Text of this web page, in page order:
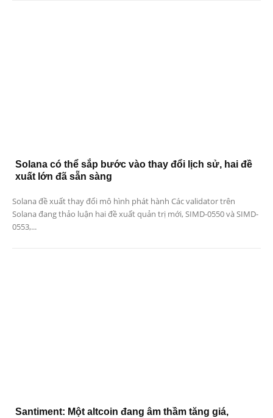
Solana có thể sắp bước vào thay đổi lịch sử, hai đề
xuất lớn đã sẵn sàng
Solana đề xuất thay đổi mô hình phát hành Các validator trên
Solana đang thảo luận hai đề xuất quản trị mới, SIMD-0550 và SIMD-
0553,...
Santiment: Một altcoin đang âm thầm tăng giá,